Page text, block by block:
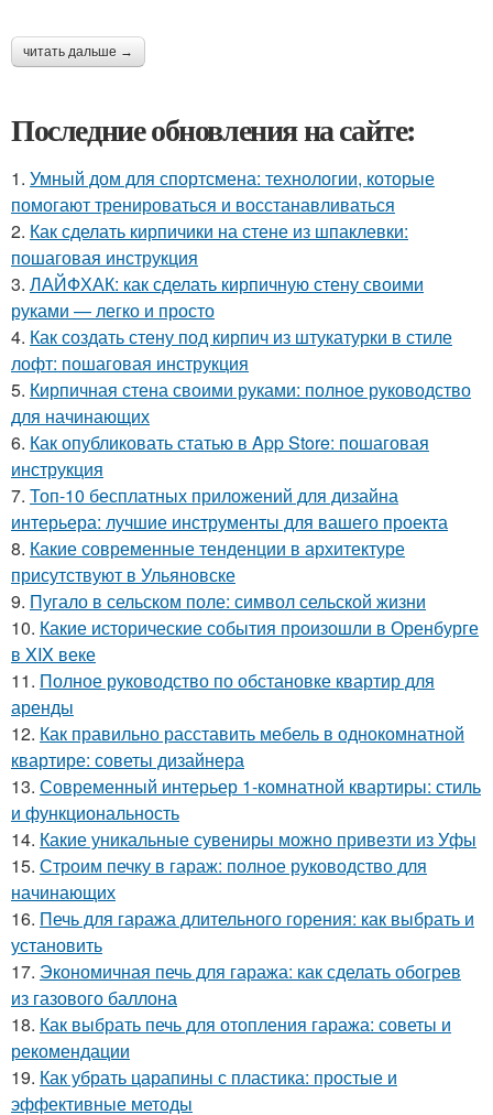
читать дальше →
Последние обновления на сайте:
1. Умный дом для спортсмена: технологии, которые
помогают тренироваться и восстанавливаться
2. Как сделать кирпичики на стене из шпаклевки:
пошаговая инструкция
3. ЛАЙФХАК: как сделать кирпичную стену своими
руками — легко и просто
4. Как создать стену под кирпич из штукатурки в стиле
лофт: пошаговая инструкция
5. Кирпичная стена своими руками: полное руководство
для начинающих
6. Как опубликовать статью в App Store: пошаговая
инструкция
7. Топ-10 бесплатных приложений для дизайна
интерьера: лучшие инструменты для вашего проекта
8. Какие современные тенденции в архитектуре
присутствуют в Ульяновске
9. Пугало в сельском поле: символ сельской жизни
10. Какие исторические события произошли в Оренбурге
в XIX веке
11. Полное руководство по обстановке квартир для
аренды
12. Как правильно расставить мебель в однокомнатной
квартире: советы дизайнера
13. Современный интерьер 1-комнатной квартиры: стиль
и функциональность
14. Какие уникальные сувениры можно привезти из Уфы
15. Строим печку в гараж: полное руководство для
начинающих
16. Печь для гаража длительного горения: как выбрать и
установить
17. Экономичная печь для гаража: как сделать обогрев
из газового баллона
18. Как выбрать печь для отопления гаража: советы и
рекомендации
19. Как убрать царапины с пластика: простые и
эффективные методы